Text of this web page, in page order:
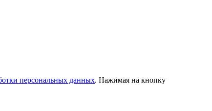
персональных данных. Нажимая на кнопку